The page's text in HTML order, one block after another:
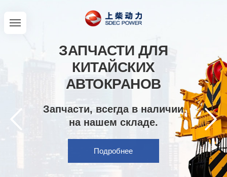
ЗАПЧАСТИ ДЛЯ
КИТАЙСКИХ
АВТОКРАНОВ
Запчасти, всегда в наличии
на нашем складе.
Подробнее